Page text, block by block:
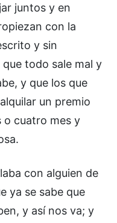
juntos y en
con la
y sin
todo sale mal y
y que los que
un premio
o cuatro mes y
con alguien de
ya se sabe que
y así nos va; y